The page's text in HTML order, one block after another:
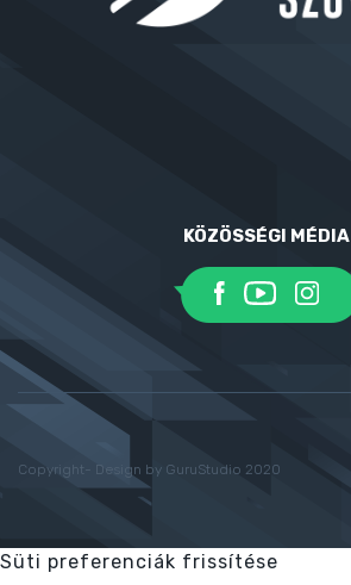
KÖZÖSSÉGI MÉDIA
Copyright- Design by GuruStudio 2020
Süti preferenciák frissítése